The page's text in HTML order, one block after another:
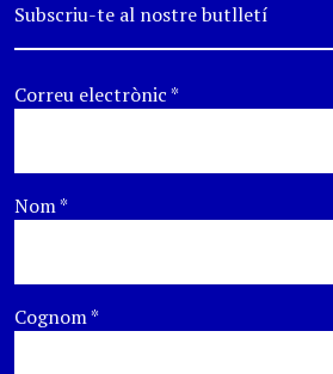
Subscriu-te al nostre butlletí
Correu electrònic*
Nom*
Cognom*